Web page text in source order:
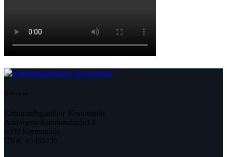
Adresse
Købmandsgaarden Kerteminde
Andresens Købmandsgård 4
5300 Kerteminde
CVR: 44465736